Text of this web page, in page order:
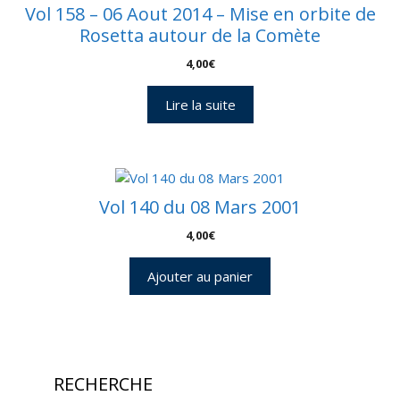
Vol 158 – 06 Aout 2014 – Mise en orbite de
Rosetta autour de la Comète
4,00€
Lire la suite
Vol 140 du 08 Mars 2001
4,00€
Ajouter au panier
RECHERCHE